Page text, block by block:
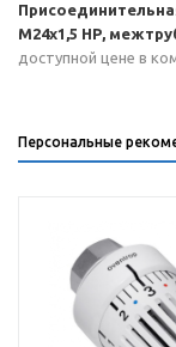
М24х1,5 НР,
доступной цене в
Персональные